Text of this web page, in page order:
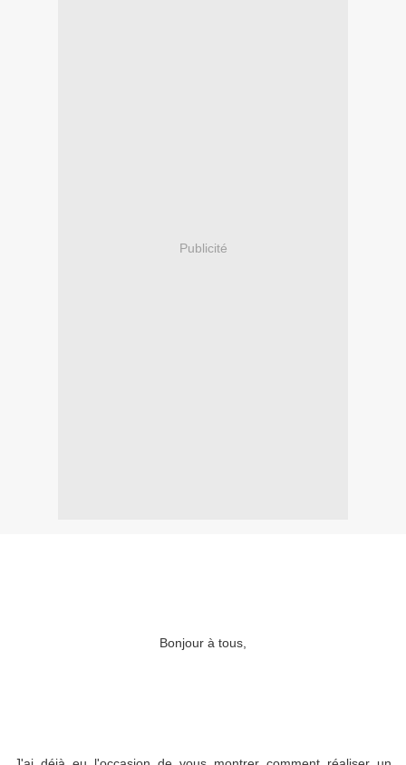
Publicité
Bonjour à tous,